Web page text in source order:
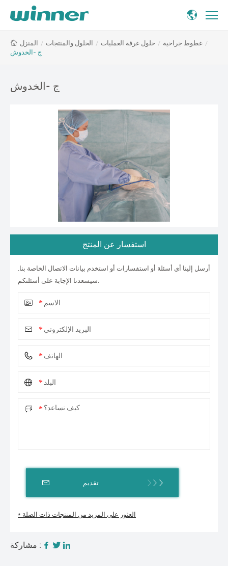
-الخدوش
المنزل / الحلول والمنتجات / حلول غرفة العمليات / غطوط جراحية /
ج -الخدوش
ج -الخدوش
استفسار عن المنتج
أرسل إلينا أي أسئلة أو استفسارات أو استخدم بيانات الاتصال الخاصة بنا.
سيسعدنا الإجابة على أسئلتكم.
تقديم
* العثور على المزيد من المنتجات ذات الصلة
مشاركة :